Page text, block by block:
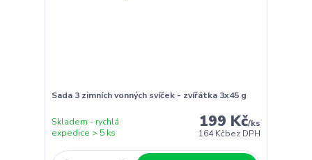
Sada 3 zimních vonných svíček - zvířátka 3x45 g
199 Kč/ks
164 Kčbez DPH
Skladem - rychlá
expedice > 5 ks